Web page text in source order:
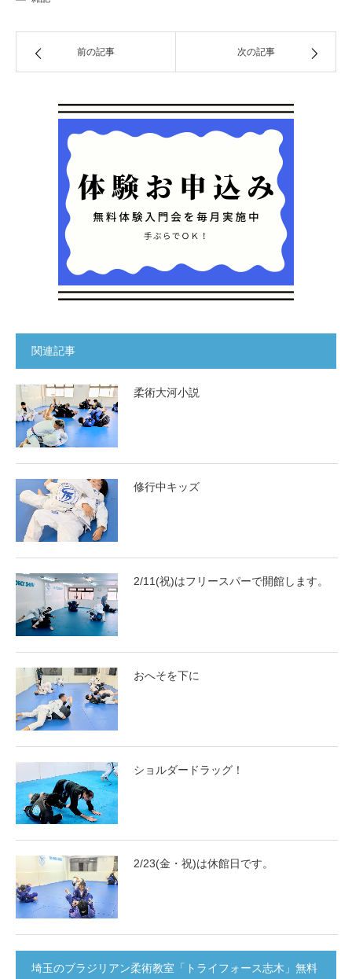
前の記事 次の記事
関連記事
柔術大河小説
修行中キッズ
2/11(祝)はフリースパーで開館します。
おへそを下に
ショルダードラッグ！
2/23(金・祝)は休館日です。
埼玉のブラジリアン柔術教室「トライフォース志木」無料